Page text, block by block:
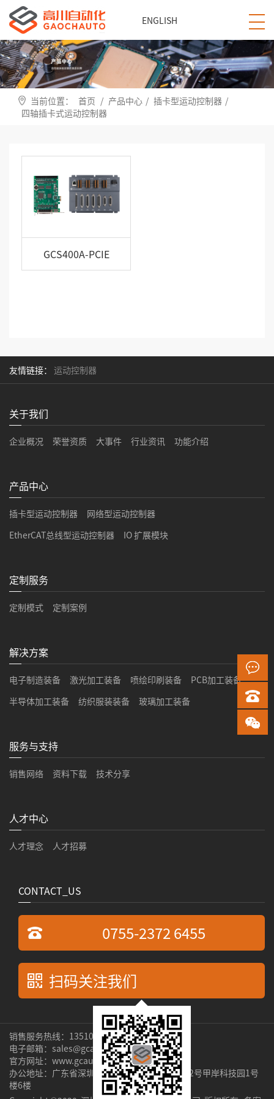
ENGLISH
当前位置： 首页 / 产品中心 / 插卡型运动控制器 /
四轴插卡式运动控制器
GCS400A-PCIE
友情链接： 运动控制器
关于我们
企业概况 荣誉资质 大事件 行业资讯 功能介绍
产品中心
插卡型运动控制器
网络型运动控制器
EtherCAT总线型运动控制器
IO 扩展模块
定制服务
定制模式 定制案例
解决方案
电子制造装备 激光加工装备 喷绘印刷装备
PCB加工装备
半导体加工装备
纺织服装装备 玻璃加工装备
服务与支持
销售网络 资料下载 技术分享
人才中心
人才理念 人才招募
CONTACT_US
0755-2372 6455
扫码关注我们
销售服务热线：13510269529 张先生
电子邮箱：sales@gcauto.com.cn
官方网址：www.gcauto.com.cn
办公地址：广东省深圳市宝安区新安街道隆昌路2号甲岸科技园1号
楼6楼